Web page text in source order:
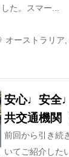
た。スマー...
オーストラリア
安心♩安全
共交通機関
前回から引き続
いてご紹介した